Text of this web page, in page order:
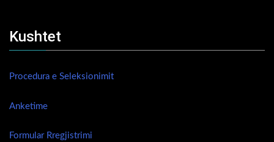
Kushtet
Procedura e Seleksionimit
Anketime
Formular Rregjistrimi